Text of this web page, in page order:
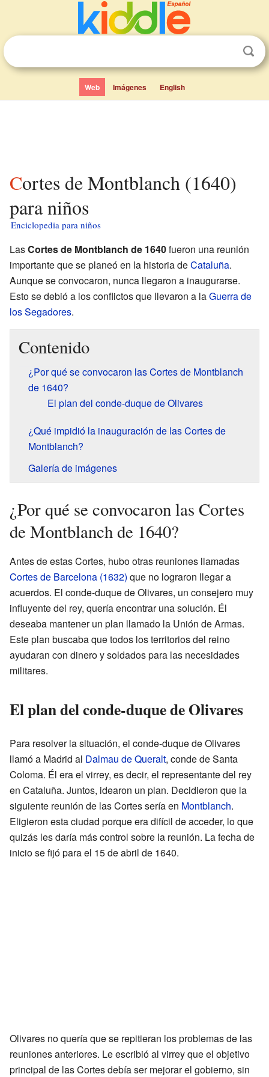
Web Imágenes English
Cortes de Montblanch (1640)
para niños
Enciclopedia para niños
LasCortes de Montblanch de 1640fueron una reunión
importante que se planeó en la historia deCataluña.
Aunque se convocaron, nunca llegaron a inaugurarse.
Esto se debió a los conflictos que llevaron a laGuerra de
los Segadores.
Contenido
¿Por qué se convocaron las Cortes de Montblanch
de 1640?
El plan del conde-duque de Olivares
¿Qué impidió la inauguración de las Cortes de
Montblanch?
Galería de imágenes
¿Por qué se convocaron las Cortes
de Montblanch de 1640?
Antes de estas Cortes, hubo otras reuniones llamadas
Cortes de Barcelona (1632) que no lograron llegar a
acuerdos. El conde-duque de Olivares, un consejero muy
influyente del rey, quería encontrar una solución. Él
deseaba mantener un plan llamado la Unión de Armas.
Este plan buscaba que todos los territorios del reino
ayudaran con dinero y soldados para las necesidades
militares.
El plan del conde-duque de Olivares
Para resolver la situación, el conde-duque de Olivares
llamó a Madrid al Dalmau de Queralt, conde de Santa
Coloma. Él era el virrey, es decir, el representante del rey
en Cataluña. Juntos, idearon un plan. Decidieron que la
siguiente reunión de las Cortes sería en Montblanch.
Eligieron esta ciudad porque era difícil de acceder, lo que
quizás les daría más control sobre la reunión. La fecha de
inicio se fijó para el 15 de abril de 1640.
Olivares no quería que se repitieran los problemas de las
reuniones anteriores. Le escribió al virrey que el objetivo
principal de las Cortes debía ser mejorar el gobierno, sin